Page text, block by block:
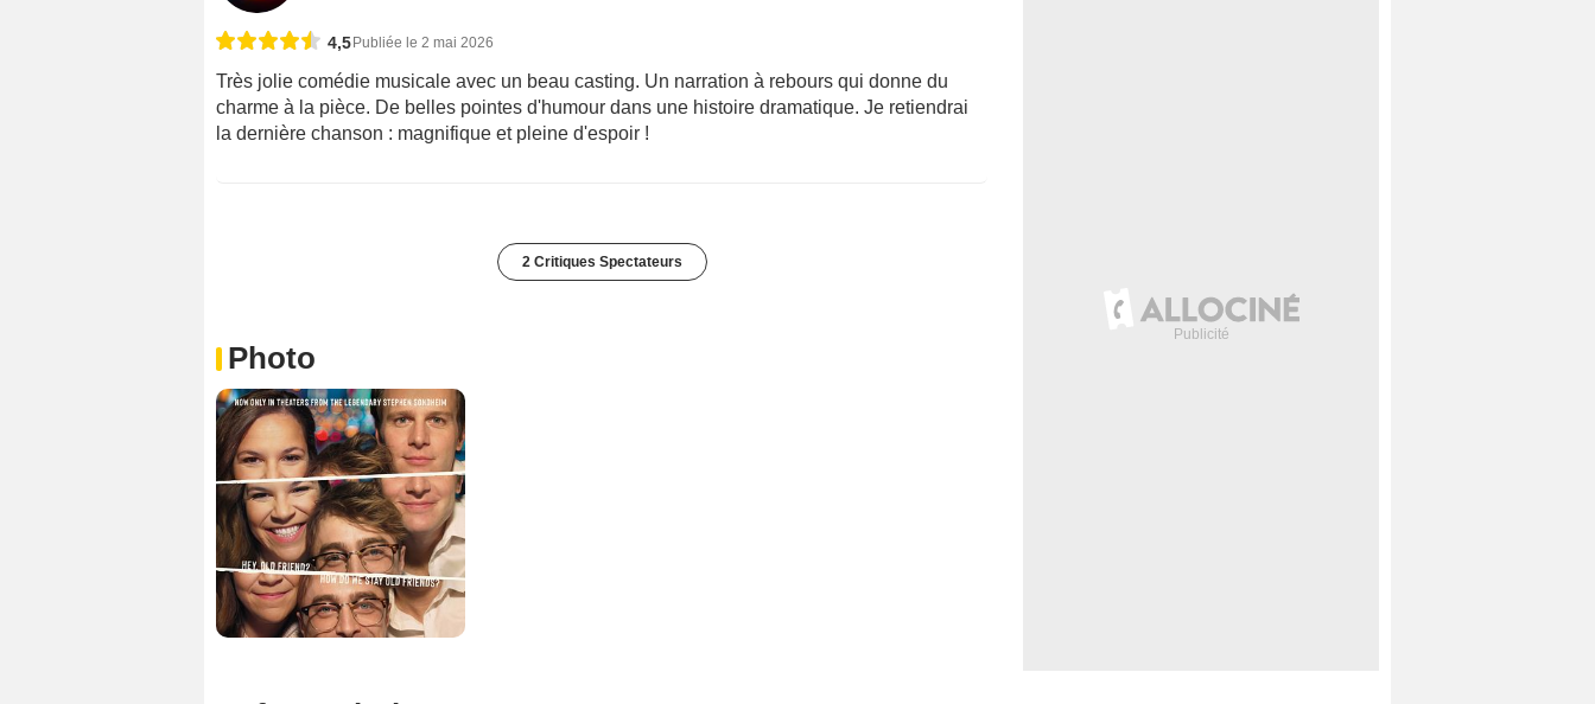
4,5Publiée le 2 mai 2026
Très jolie comédie musicale avec un beau casting. Un narration à rebours qui donne du
charme à la pièce. De belles pointes d'humour dans une histoire dramatique. Je retiendrai
la dernière chanson : magnifique et pleine d'espoir !
2 Critiques Spectateurs
Photo